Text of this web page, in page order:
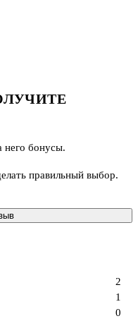
него бонусы.
правильный выбор.
0
1
2